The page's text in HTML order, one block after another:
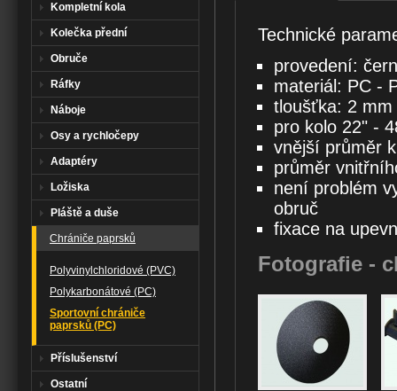
Technické
provedení:
materiál: PC -
tloušťka: 2 mm
pro kolo 22" -
vnější průměr
průměr
není problém
obruč
fixace na
Fotografie -
Kompletní kola
Kolečka přední
Obruče
Ráfky
Náboje
Osy a rychločepy
Adaptéry
Ložiska
Pláště a duše
Chrániče paprsků
Polyvinylchloridové (PVC)
Polykarbonátové (PC)
Sportovní chrániče
paprsků (PC)
Příslušenství
Ostatní